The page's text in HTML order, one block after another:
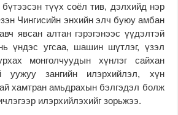
түүх соёл тив, дэлхийд нэр
Чингисийн энхийн элч буюу амбан
явсан алтан гэрэгэнээс үүдэлтэй
үндэс угсаа, шашин шүтлэг, үзэл
монголчуудын хүнлэг сайхан
уужуу зангийн илэрхийлэл, хүн
хамтран амьдрахын бэлгэдэл болж
илэрхийлэхийг зорьжээ.